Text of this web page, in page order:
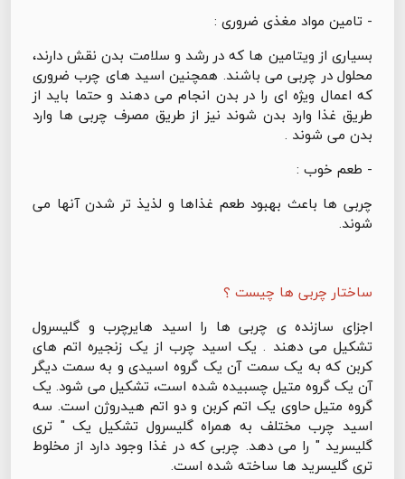
- تامین مواد مغذی ضروری :
بسیاری از ویتامین ها که در رشد و سلامت بدن نقش دارند،
محلول در چربی می باشند. همچنین اسید های چرب ضروری
که اعمال ویژه ای را در بدن انجام می دهند و حتما باید از
طریق غذا وارد بدن شوند نیز از طریق مصرف چربی ها وارد
بدن می شوند .
- طعم خوب :
چربی ها باعث بهبود طعم غذاها و لذیذ تر شدن آنها می
شوند.
ساختار چربی ها چیست ؟
اجزای سازنده ی چربی ها را اسید هایرچرب و گلیسرول
تشکیل می دهند . یک اسید چرب از یک زنجیره اتم های
کربن که به یک سمت آن یک گروه اسیدی و به سمت دیگر
آن یک گروه متیل چسبیده شده است، تشکیل می شود. یک
گروه متیل حاوی یک اتم کربن و دو اتم هیدروژن است. سه
اسید چرب مختلف به همراه گلیسرول تشکیل یک " تری
گلیسرید " را می دهد. چربی که در غذا وجود دارد از مخلوط
تری گلیسرید ها ساخته شده است.